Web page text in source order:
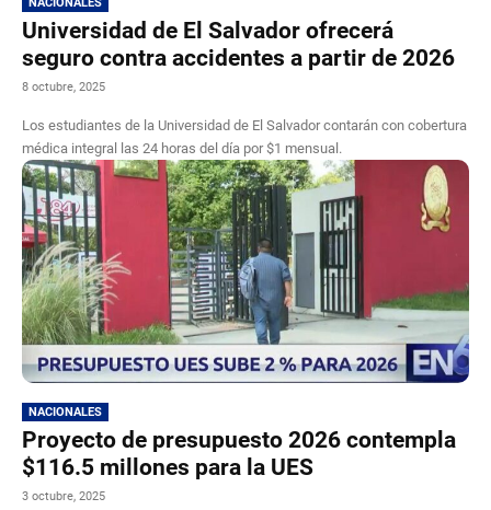
Universidad de El Salvador ofrecerá
seguro contra accidentes a partir de 2026
8 octubre, 2025
Los estudiantes de la Universidad de El Salvador contarán con cobertura
médica integral las 24 horas del día por $1 mensual.
NACIONALES
Proyecto de presupuesto 2026 contempla
$116.5 millones para la UES
3 octubre, 2025